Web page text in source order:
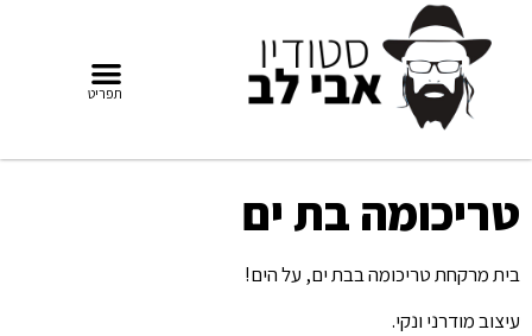
טריכומה בת ים
בית מרקחת טריכומה בבת ים, על הים!
עיצוב מודרני ונקי.